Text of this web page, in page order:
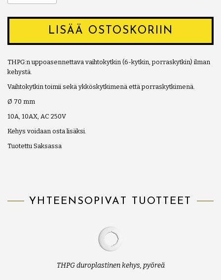
LISÄÄ OSTOSKORIIN
THPG:n uppoasennettava vaihtokytkin (6-kytkin, porraskytkin) ilman
kehystä.
Vaihtokytkin toimii sekä ykköskytkimenä että porraskytkimenä.
Ø 70 mm
10A, 10AX, AC 250V
Kehys voidaan osta lisäksi.
Tuotettu Saksassa
YHTEENSOPIVAT TUOTTEET
THPG duroplastinen kehys, pyöreä